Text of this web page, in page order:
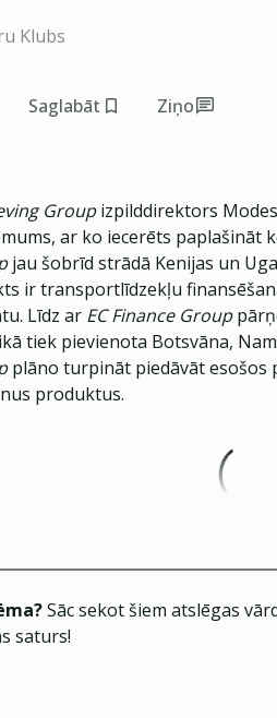
Klubs
Saglabāt Ziņo
Groupizpilddirektors
ar ko iecerēts paplašināt
jau šobrīd strādā Kenijas un
ir transportlīdzekļu
Līdz ar EC Finance Group
tiek pievienota Botsvāna,
plāno turpināt piedāvāt esošos
produktus.
Sāc sekot šiem atslēgas
saturs!